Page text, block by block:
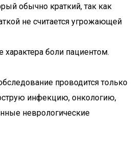
обычно краткий, так как
не считается угрожающей
характера боли пациентом.
проводится только
инфекцию, онкологию,
неврологические